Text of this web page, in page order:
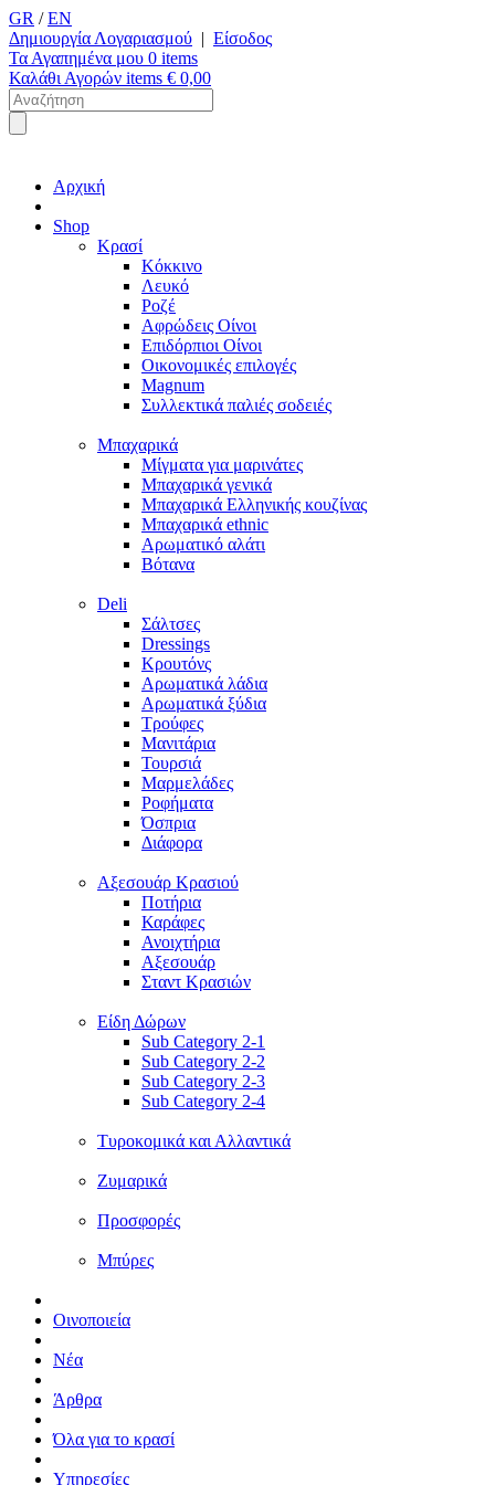
GR /EN
Δημιουργία Λογαριασμού | Είσοδος
Τα Αγαπημένα μου 0 items
Καλάθι Αγορών items € 0,00
Αρχική
Shop
Κρασί
Κόκκινο
Λευκό
Ροζέ
Αφρώδεις Οίνοι
Επιδόρπιοι Οίνοι
Οικονομικές επιλογές
Magnum
Συλλεκτικά παλιές σοδειές
Μπαχαρικά
Μίγματα για μαρινάτες
Μπαχαρικά γενικά
Μπαχαρικά Ελληνικής κουζίνας
Μπαχαρικά ethnic
Αρωματικό αλάτι
Βότανα
Deli
Σάλτσες
Dressings
Κρουτόνς
Αρωματικά λάδια
Αρωματικά ξύδια
Τρούφες
Μανιτάρια
Τουρσιά
Μαρμελάδες
Ροφήματα
Όσπρια
Διάφορα
Aξεσουάρ Κρασιού
Ποτήρια
Καράφες
Ανοιχτήρια
Αξεσουάρ
Σταντ Κρασιών
Είδη Δώρων
Sub Category 2-1
Sub Category 2-2
Sub Category 2-3
Sub Category 2-4
Τυροκομικά και Αλλαντικά
Ζυμαρικά
Προσφορές
Μπύρες
Οινοποιεία
Νέα
Άρθρα
Όλα για το κρασί
Υπηρεσίες